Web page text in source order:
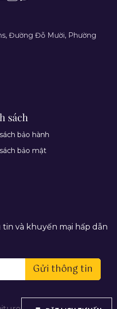
Đường Đỗ Mười, Phường
sách
bảo hành
bảo mật
và khuyến mại hấp dẫn
Gửi thông tin